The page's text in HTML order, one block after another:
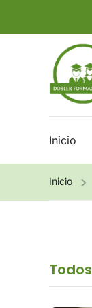
Inicio
Inicio
Todos